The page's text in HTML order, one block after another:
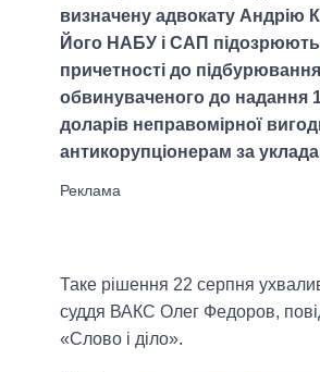
визначену адвокату Андрію
Його НАБУ і САП
причетності до підбурювання
обвинуваченого до надання
доларів неправомірної
антикорупціонерам за
Таке рішення 22 серпня
суддя ВАКС Олег Федоров,
«Слово і діло».